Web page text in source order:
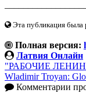
Эта публикация была
Полная версия:
Латвия Онлайн
"РАБОЧИЕ
Wladimir Troyan:
Комментарии